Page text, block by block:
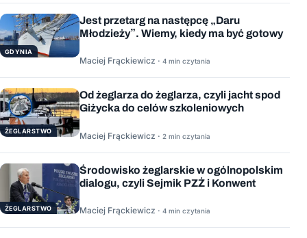
GDYNIA
Jest przetarg na następcę „Daru
Młodzieży”. Wiemy, kiedy ma być gotowy
Maciej Frąckiewicz · 4 min czytania
ŻEGLARSTWO
Od żeglarza do żeglarza, czyli jacht spod
Giżycka do celów szkoleniowych
Maciej Frąckiewicz · 2 min czytania
ŻEGLARSTWO
Środowisko żeglarskie w ogólnopolskim
dialogu, czyli Sejmik PZŻ i Konwent
Maciej Frąckiewicz · 4 min czytania